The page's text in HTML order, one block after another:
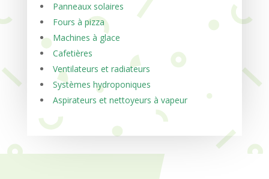
Panneaux solaires
Fours à pizza
Machines à glace
Cafetières
Ventilateurs et radiateurs
Systèmes hydroponiques
Aspirateurs et nettoyeurs à vapeur